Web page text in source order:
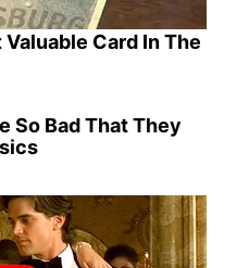
Card In The
So Bad That They